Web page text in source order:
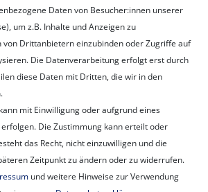
Daten von Besucher:innen unserer
um z.B. Inhalte und Anzeigen zu
von Drittanbietern einzubinden oder Zugriffe auf
Die Datenverarbeitung erfolgt erst durch
diese Daten mit Dritten, die wir in den
mit Einwilligung oder aufgrund eines
Die Zustimmung kann erteilt oder
das Recht, nicht einzuwilligen und die
Zeitpunkt zu ändern oder zu widerrufen.
und weitere Hinweise zur Verwendung